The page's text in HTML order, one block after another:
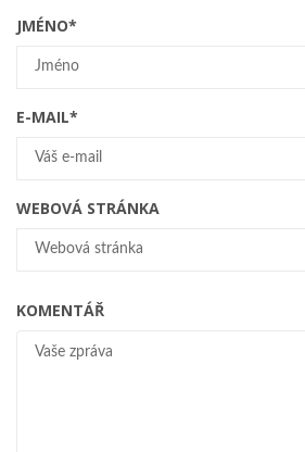
JMÉNO*
E-MAIL*
WEBOVÁ STRÁNKA
KOMENTÁŘ